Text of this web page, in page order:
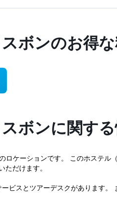
ボンのお得
ボンに関す
ケーションです。 このホステル
だけます。
ビスとツアーデスクがあります。